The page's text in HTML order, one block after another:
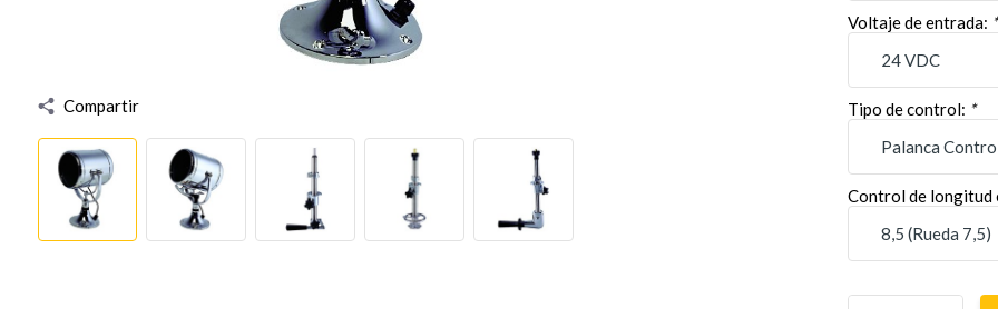
Compartir
Voltaje de entrada: *
Tipo de control: *
Control de longitud